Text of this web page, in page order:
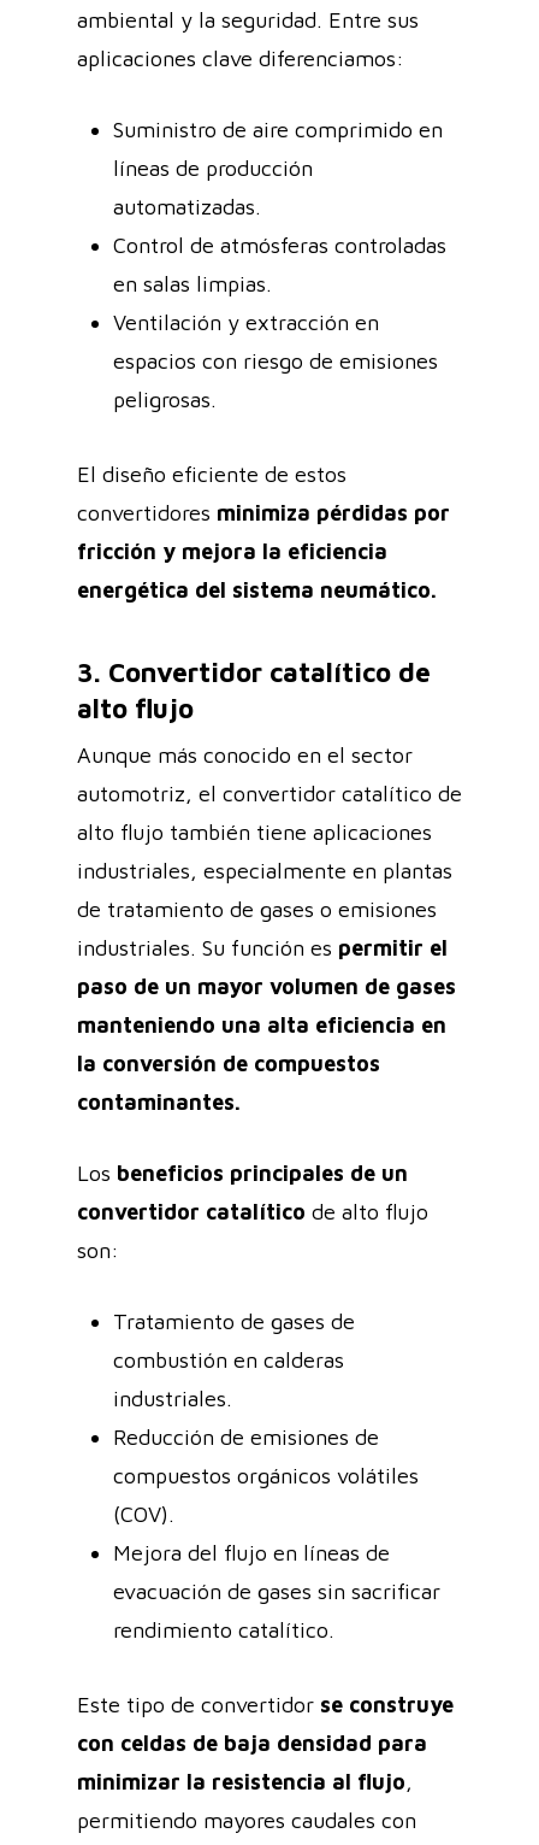
ambiental y la seguridad. Entre sus
aplicaciones clave diferenciamos:
Suministro de aire comprimido en
líneas de producción
automatizadas.
Control de atmósferas controladas
en salas limpias.
Ventilación y extracción en
espacios con riesgo de emisiones
peligrosas.
El diseño eficiente de estos
convertidores minimiza pérdidas por
fricción y mejora la eficiencia
energética del sistema neumático.
3. Convertidor catalítico de
alto flujo
Aunque más conocido en el sector
automotriz, el convertidor catalítico de
alto flujo también tiene aplicaciones
industriales, especialmente en plantas
de tratamiento de gases o emisiones
industriales. Su función es permitir el
paso de un mayor volumen de gases
manteniendo una alta eficiencia en
la conversión de compuestos
contaminantes.
Los beneficios principales de un
convertidor catalítico de alto flujo
son:
Tratamiento de gases de
combustión en calderas
industriales.
Reducción de emisiones de
compuestos orgánicos volátiles
(COV).
Mejora del flujo en líneas de
evacuación de gases sin sacrificar
rendimiento catalítico.
Este tipo de convertidor se construye
con celdas de baja densidad para
minimizar la resistencia al flujo,
permitiendo mayores caudales con